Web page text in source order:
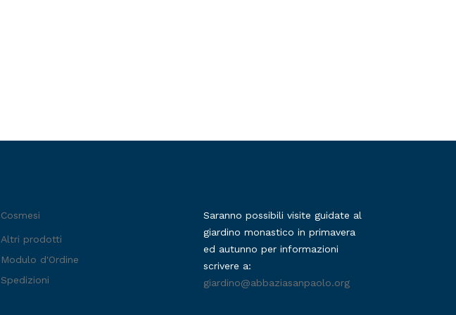
Cosmesi
Altri prodotti
Modulo d'Ordine
Spedizioni
Saranno possibili visite guidate al
giardino monastico in primavera
ed autunno per informazioni
scrivere a:
giardino@abbaziasanpaolo.org